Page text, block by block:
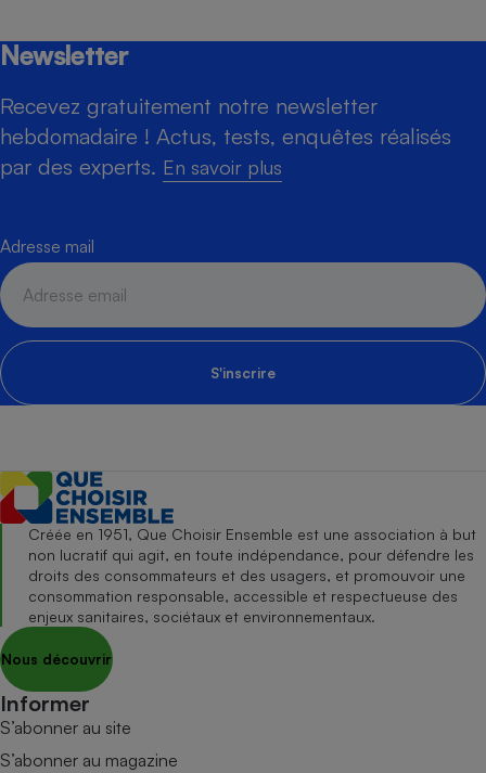
Newsletter
Recevez gratuitement notre newsletter
hebdomadaire ! Actus, tests, enquêtes réalisés
par des experts. En savoir plus
Adresse mail
S'inscrire
Créée en 1951, Que Choisir Ensemble est une association à but
non lucratif qui agit, en toute indépendance, pour défendre les
droits des consommateurs et des usagers, et promouvoir une
consommation responsable, accessible et respectueuse des
enjeux sanitaires, sociétaux et environnementaux.
Nous découvrir
Informer
S’abonner au site
S’abonner au magazine